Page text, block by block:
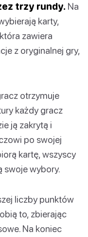
trzy rundy. Na
karty,
zawiera
z oryginalnej gry,
otrzymuje
każdy gracz
ją zakrytą i
po swojej
kartę, wszyscy
swoje wybory.
liczby punktów
to, zbierając
Na koniec